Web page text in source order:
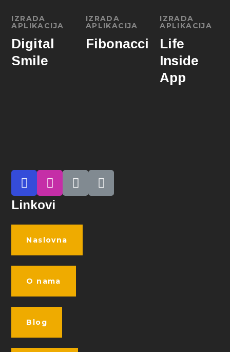
IZRADA
APLIKACIJA
Digital
Smile
IZRADA
APLIKACIJA
Fibonacci
IZRADA
APLIKACIJA
Life
Inside
App
Linkovi
Naslovna
O nama
Blog